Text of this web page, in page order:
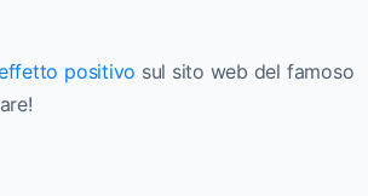
positivo sul sito web del famoso